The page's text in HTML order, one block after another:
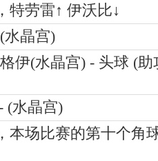
特劳雷↑ 伊沃比↓
水晶宫)
伊(水晶宫) - 头球 (助
(水晶宫)
本场比赛的第十个角